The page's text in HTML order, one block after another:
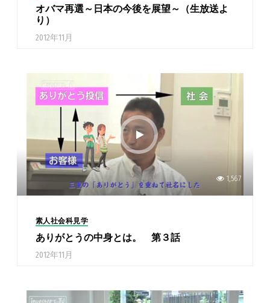
オバマ再選～日本の今後を展望～（生放送よ
り）
2012年11月
1,567
素人社会科見学
ありがとうの中身とは。 第３話
2012年11月